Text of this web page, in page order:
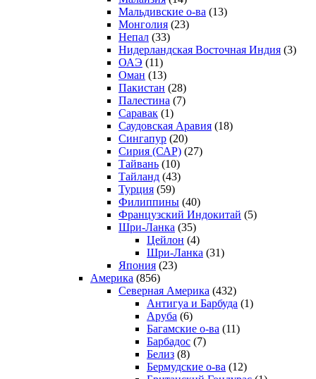
Мальдивские о-ва (13)
Монголия (23)
Непал (33)
Нидерландская Восточная Индия (3)
ОАЭ (11)
Оман (13)
Пакистан (28)
Палестина (7)
Саравак (1)
Саудовская Аравия (18)
Сингапур (20)
Сирия (САР) (27)
Тайвань (10)
Тайланд (43)
Турция (59)
Филиппины (40)
Французский Индокитай (5)
Шри-Ланка (35)
Цейлон (4)
Шри-Ланка (31)
Япония (23)
Америка (856)
Северная Америка (432)
Антигуа и Барбуда (1)
Аруба (6)
Багамские о-ва (11)
Барбадос (7)
Белиз (8)
Бермудские о-ва (12)